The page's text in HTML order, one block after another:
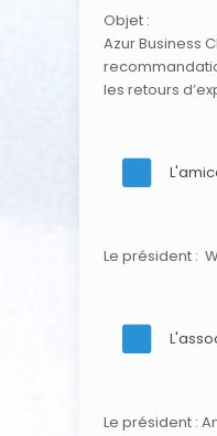
Objet :
Azur Business
les retours
Le président :
Le président :